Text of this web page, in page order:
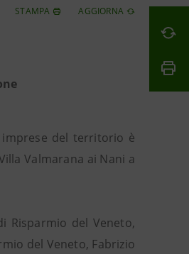
STAMPA AGGIORNA
del territorio è
Valmarana ai Nani a
Risparmio del Veneto,
del Veneto, Fabrizio